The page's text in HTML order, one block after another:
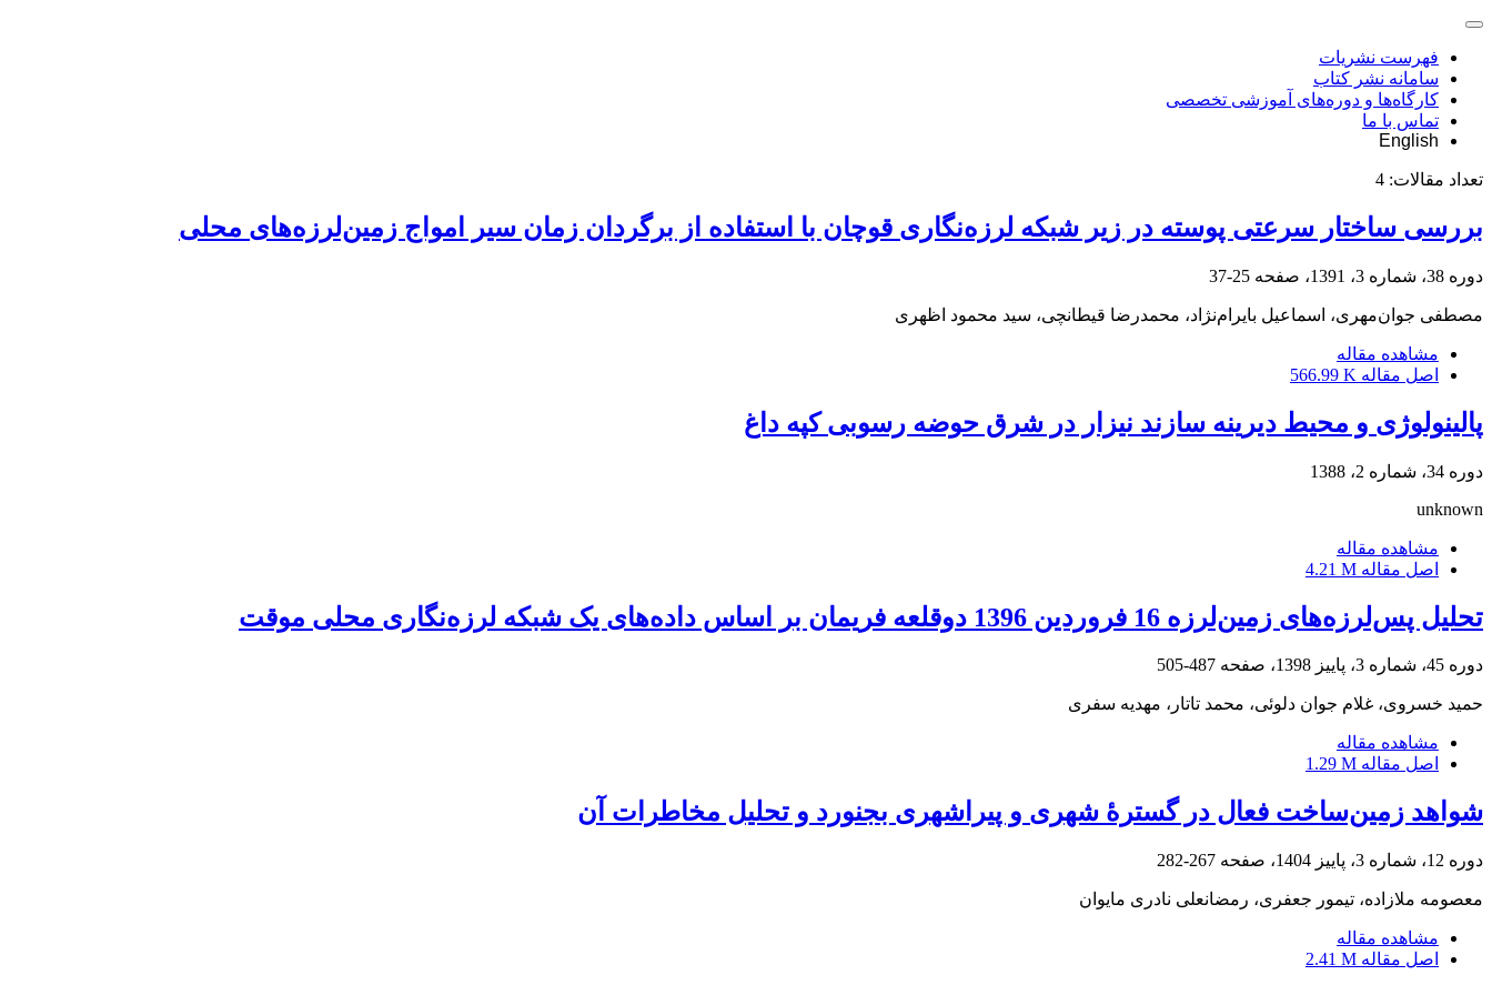
فهرست نشریات
سامانه نشر کتاب
کارگاه‌ها و دوره‌های آموزشی تخصصی
تماس با ما
English
تعداد مقالات: 4
بررسی ساختار سرعتی پوسته در زیر شبکه لرزه‌نگاری قوچان با استفاده از برگردان زمان سیر امواج زمین‌لرزه‌‌های محلی
دوره 38، شماره 3، 1391، صفحه 25-37
مصطفی جوان‌مهری، اسماعیل بایرام‌نژاد، محمدرضا قیطانچی، سید محمود اظهری
مشاهده مقاله
اصل مقاله 566.99 K
پالینولوژی و محیط دیرینه سازند نیزار در شرق حوضه رسوبی کپه داغ
دوره 34، شماره 2، 1388
unknown
مشاهده مقاله
اصل مقاله 4.21 M
تحلیل پس‌لرزه‌های زمین‌لرزه 16 فروردین 1396 دوقلعه فریمان بر اساس داده‌های یک شبکه لرزه‌نگاری محلی موقت
دوره 45، شماره 3، پاییز 1398، صفحه 487-505
حمید خسروی، غلام جوان دلوئی، محمد تاتار، مهدیه سفری
مشاهده مقاله
اصل مقاله 1.29 M
شواهد زمین‌ساخت فعال در گسترۀ شهری و پیراشهری بجنورد و تحلیل مخاطرات آن
دوره 12، شماره 3، پاییز 1404، صفحه 267-282
معصومه ملازاده، تیمور جعفری، رمضانعلی نادری مایوان
مشاهده مقاله
اصل مقاله 2.41 M